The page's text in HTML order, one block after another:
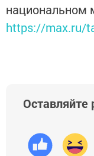
национальном
https://max.ru/
Оставляйте